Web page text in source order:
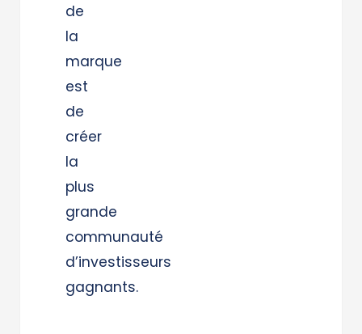
de
la
marque
est
de
créer
la
plus
grande
communauté
d’investisseurs
gagnants.